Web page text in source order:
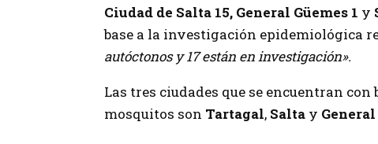
Ciudad de Salta 15, General Güemes 1 y
base a la investigación epidemiológica
autóctonos y 17 están en investigación».
Las tres ciudades que se encuentran
mosquitos son Tartagal, Salta y